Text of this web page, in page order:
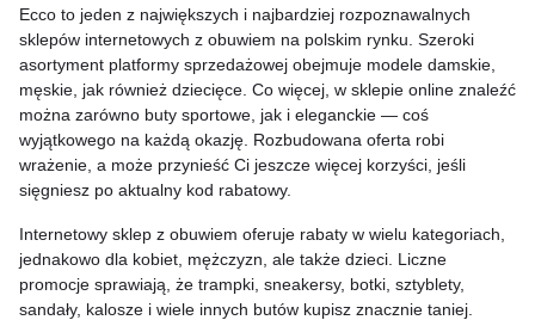
Ecco to jeden z największych i najbardziej rozpoznawalnych
sklepów internetowych z obuwiem na polskim rynku. Szeroki
asortyment platformy sprzedażowej obejmuje modele damskie,
męskie, jak również dziecięce. Co więcej, w sklepie online znaleźć
można zarówno buty sportowe, jak i eleganckie — coś
wyjątkowego na każdą okazję. Rozbudowana oferta robi
wrażenie, a może przynieść Ci jeszcze więcej korzyści, jeśli
sięgniesz po aktualny kod rabatowy.
Internetowy sklep z obuwiem oferuje rabaty w wielu kategoriach,
jednakowo dla kobiet, mężczyzn, ale także dzieci. Liczne
promocje sprawiają, że trampki, sneakersy, botki, sztyblety,
sandały, kalosze i wiele innych butów kupisz znacznie taniej.